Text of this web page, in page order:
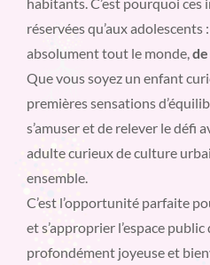
habitants. C’est pourquoi
réservées qu’aux
absolument tout le monde,de
Que vous soyez un enfant
premières sensations
s’amuser et de relever le défi
adulte curieux de culture
ensemble.
C’est l’opportunité parfaite
et s’approprier l’espace
profondément joyeuse et